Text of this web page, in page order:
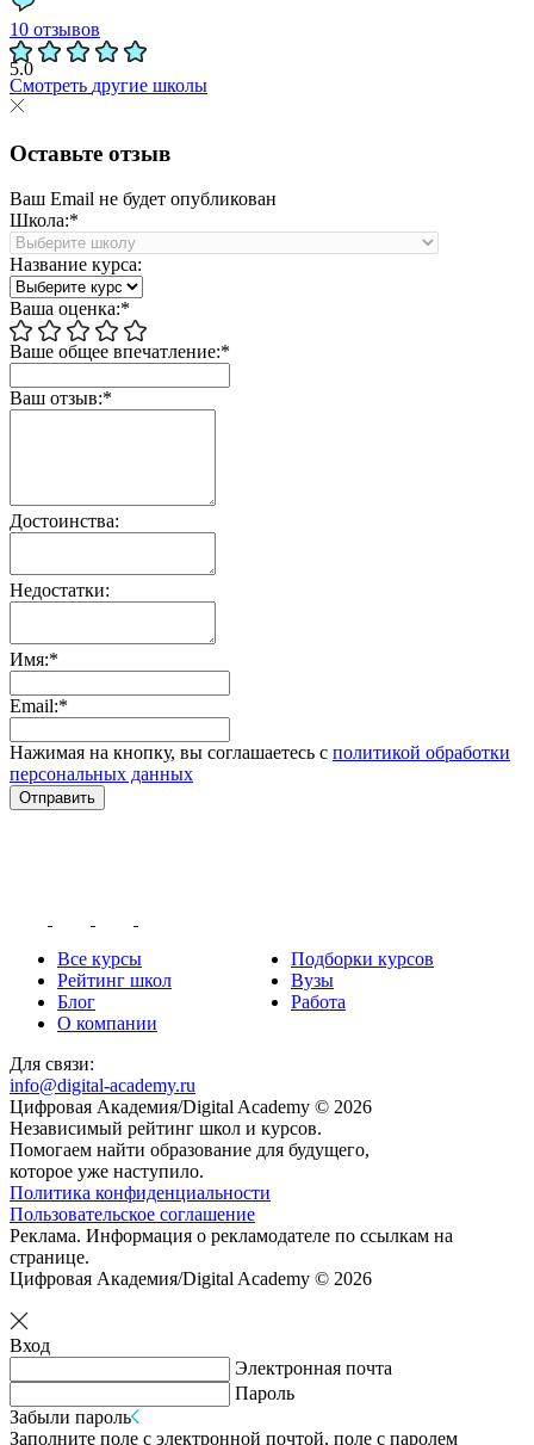
10 отзывов
5.0
Смотреть другие школы
Оставьте отзыв
Ваш Email не будет опубликован
Школа:*
Название курса:
Ваша оценка:*
Ваше общее впечатление:*
Ваш отзыв:*
Достоинства:
Недостатки:
Имя:*
Email:*
Нажимая на кнопку, вы соглашаетесь с политикой обработки
персональных данных
Отправить
Все курсы
Подборки курсов
Рейтинг школ
Вузы
Блог
Работа
О компании
Для связи:
info@digital-academy.ru
Цифровая Академия/Digital Academy © 2026
Независимый рейтинг школ и курсов.
Помогаем найти образование для будущего,
которое уже наступило.
Политика конфиденциальности
Пользовательское соглашение
Реклама. Информация о рекламодателе по ссылкам на
странице.
Цифровая Академия/Digital Academy © 2026
Вход
Электронная почта
Пароль
Забыли пароль
Заполните поле с электронной почтой, поле с паролем